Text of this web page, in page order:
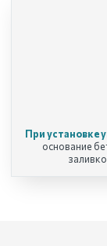
При установке
основание